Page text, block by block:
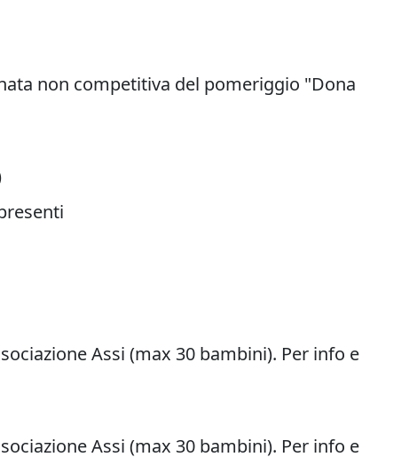
non competitiva del pomeriggio "Dona
Assi (max 30 bambini). Per info e
Assi (max 30 bambini). Per info e